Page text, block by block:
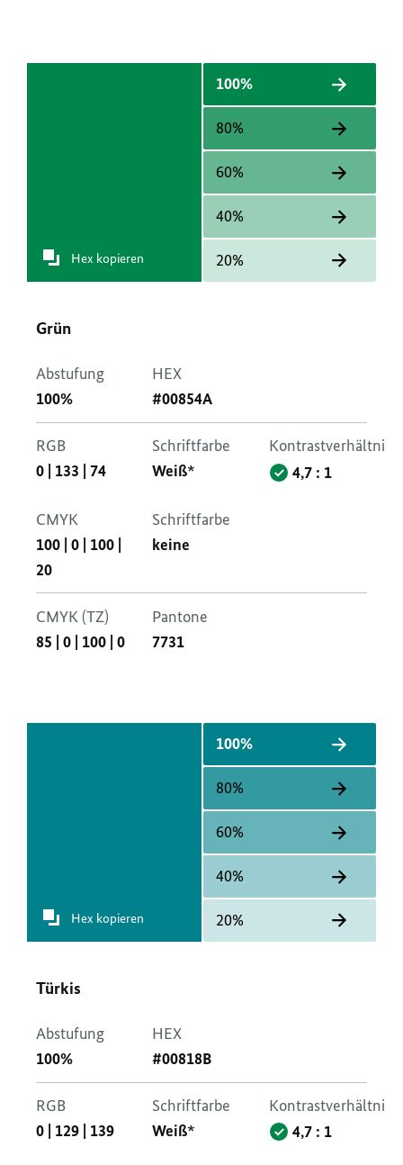
Hex kopieren
100%
80%
60%
40%
20%
Grün
Abstufung
100%
HEX
#00854A
RGB
0 133 74
Schriftfarbe
Weiß*
Kontrastverhältnis
4,7 : 1
CMYK
100 | 0 | 100 |
20
Schriftfarbe
keine
CMYK (TZ)
85 | 0 | 100 | 0
Pantone
7731
Hex kopieren
100%
80%
60%
40%
20%
Türkis
Abstufung
100%
HEX
#00818B
RGB
0 | 129 | 139
Schriftfarbe
Weiß*
Kontrastverhältnis
4,7 : 1